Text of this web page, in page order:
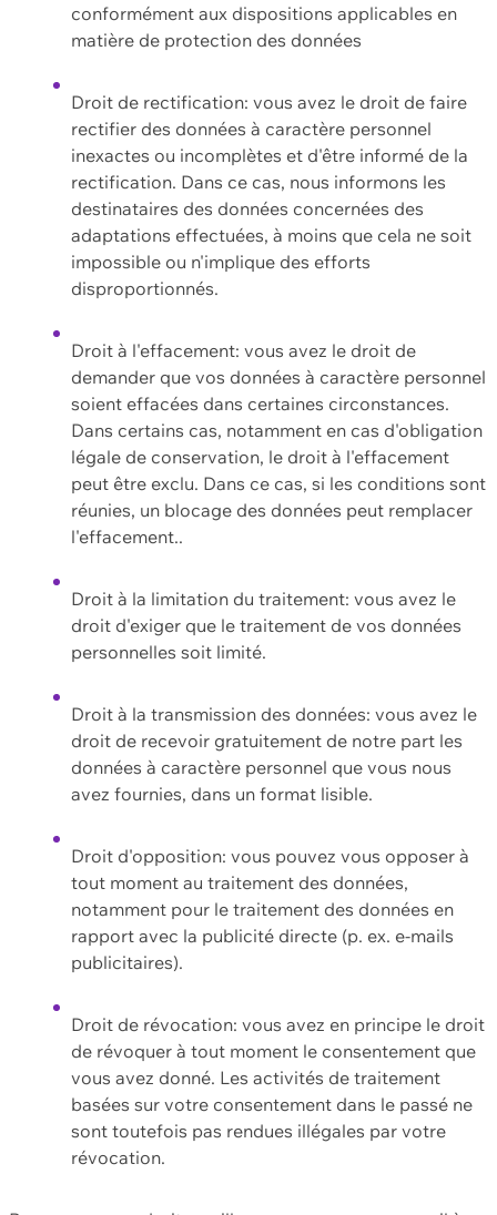
conformément aux dispositions applicables en
matière de protection des données
Droit de rectification: vous avez le droit de faire
rectifier des données à caractère personnel
inexactes ou incomplètes et d'être informé de la
rectification. Dans ce cas, nous informons les
destinataires des données concernées des
adaptations effectuées, à moins que cela ne soit
impossible ou n'implique des efforts
disproportionnés.
Droit à l'effacement: vous avez le droit de
demander que vos données à caractère personnel
soient effacées dans certaines circonstances.
Dans certains cas, notamment en cas d'obligation
légale de conservation, le droit à l'effacement
peut être exclu. Dans ce cas, si les conditions sont
réunies, un blocage des données peut remplacer
l'effacement..
Droit à la limitation du traitement: vous avez le
droit d'exiger que le traitement de vos données
personnelles soit limité.
Droit à la transmission des données: vous avez le
droit de recevoir gratuitement de notre part les
données à caractère personnel que vous nous
avez fournies, dans un format lisible.
Droit d'opposition: vous pouvez vous opposer à
tout moment au traitement des données,
notamment pour le traitement des données en
rapport avec la publicité directe (p. ex. e-mails
publicitaires).
Droit de révocation: vous avez en principe le droit
de révoquer à tout moment le consentement que
vous avez donné. Les activités de traitement
basées sur votre consentement dans le passé ne
sont toutefois pas rendues illégales par votre
révocation.